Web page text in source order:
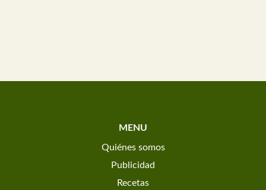
MENU
Quiénes somos
Publicidad
Recetas